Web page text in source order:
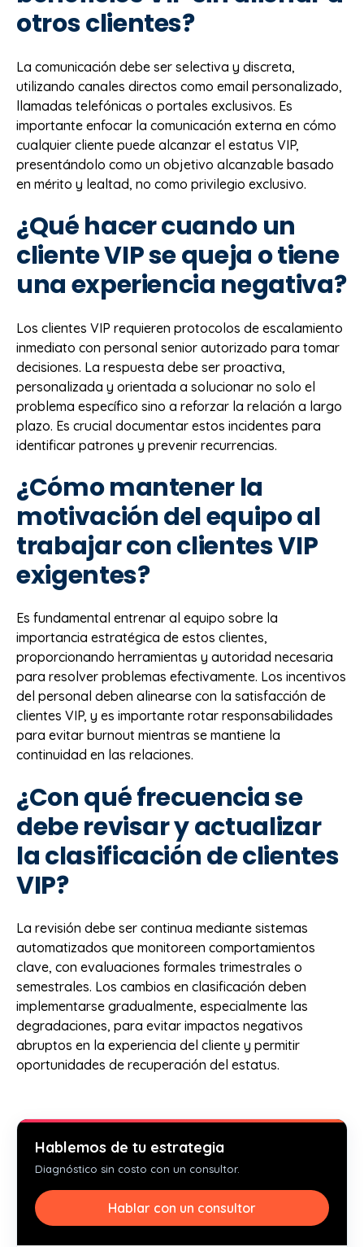
otros clientes?
La comunicación debe ser selectiva y discreta,
utilizando canales directos como email personalizado,
llamadas telefónicas o portales exclusivos. Es
importante enfocar la comunicación externa en cómo
cualquier cliente puede alcanzar el estatus VIP,
presentándolo como un objetivo alcanzable basado
en mérito y lealtad, no como privilegio exclusivo.
¿Qué hacer cuando un
cliente VIP se queja o tiene
una experiencia negativa?
Los clientes VIP requieren protocolos de escalamiento
inmediato con personal senior autorizado para tomar
decisiones. La respuesta debe ser proactiva,
personalizada y orientada a solucionar no solo el
problema específico sino a reforzar la relación a largo
plazo. Es crucial documentar estos incidentes para
identificar patrones y prevenir recurrencias.
¿Cómo mantener la
motivación del equipo al
trabajar con clientes VIP
exigentes?
Es fundamental entrenar al equipo sobre la
importancia estratégica de estos clientes,
proporcionando herramientas y autoridad necesaria
para resolver problemas efectivamente. Los incentivos
del personal deben alinearse con la satisfacción de
clientes VIP, y es importante rotar responsabilidades
para evitar burnout mientras se mantiene la
continuidad en las relaciones.
¿Con qué frecuencia se
debe revisar y actualizar
la clasificación de clientes
VIP?
La revisión debe ser continua mediante sistemas
automatizados que monitoreen comportamientos
clave, con evaluaciones formales trimestrales o
semestrales. Los cambios en clasificación deben
implementarse gradualmente, especialmente las
degradaciones, para evitar impactos negativos
abruptos en la experiencia del cliente y permitir
oportunidades de recuperación del estatus.
Hablemos de tu estrategia
Diagnóstico sin costo con un consultor.
Hablar con un consultor